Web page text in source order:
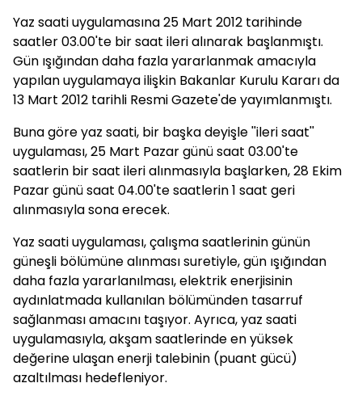
Yaz saati uygulamasına 25 Mart 2012 tarihinde
saatler 03.00'te bir saat ileri alınarak başlanmıştı.
Gün ışığından daha fazla yararlanmak amacıyla
yapılan uygulamaya ilişkin Bakanlar Kurulu Kararı da
13 Mart 2012 tarihli Resmi Gazete'de yayımlanmıştı.
Buna göre yaz saati, bir başka deyişle ''ileri saat''
uygulaması, 25 Mart Pazar günü saat 03.00'te
saatlerin bir saat ileri alınmasıyla başlarken, 28 Ekim
Pazar günü saat 04.00'te saatlerin 1 saat geri
alınmasıyla sona erecek.
Yaz saati uygulaması, çalışma saatlerinin günün
güneşli bölümüne alınması suretiyle, gün ışığından
daha fazla yararlanılması, elektrik enerjisinin
aydınlatmada kullanılan bölümünden tasarruf
sağlanması amacını taşıyor. Ayrıca, yaz saati
uygulamasıyla, akşam saatlerinde en yüksek
değerine ulaşan enerji talebinin (puant gücü)
azaltılması hedefleniyor.